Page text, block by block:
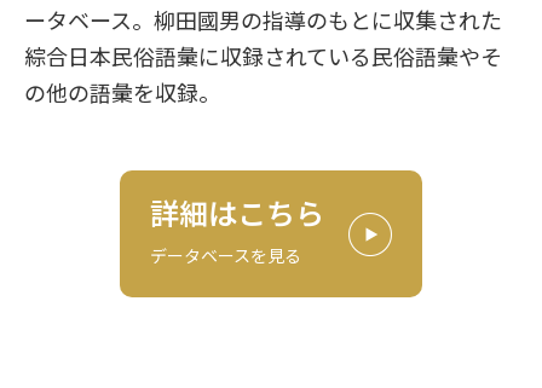
ータベース。柳田國男の指導のもとに収集された
綜合日本民俗語彙に収録されている民俗語彙やそ
の他の語彙を収録。
詳細はこちら
データベースを見る